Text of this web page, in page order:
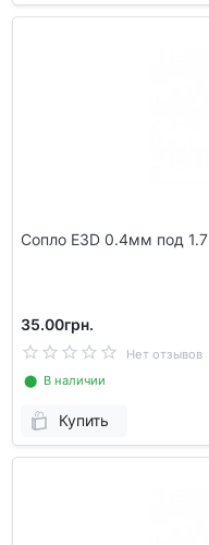
Сопло E3D 0.4мм под
35.00грн.
Нет отзывов
⬤ В наличии
Купить